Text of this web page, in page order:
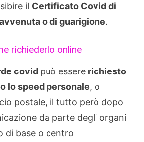
il Certificato Covid di
o di guarigione.
richiederlo online
covid può essere richiesto
lo speed personale, o
postale, il tutto però dopo
da parte degli organi
di base o centro